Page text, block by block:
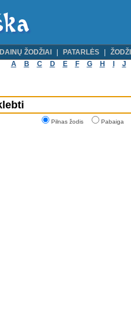
DAINŲ ŽODŽIAI PATARLĖS
A
B C D E F G H J
Pilnas žodis Pabaiga